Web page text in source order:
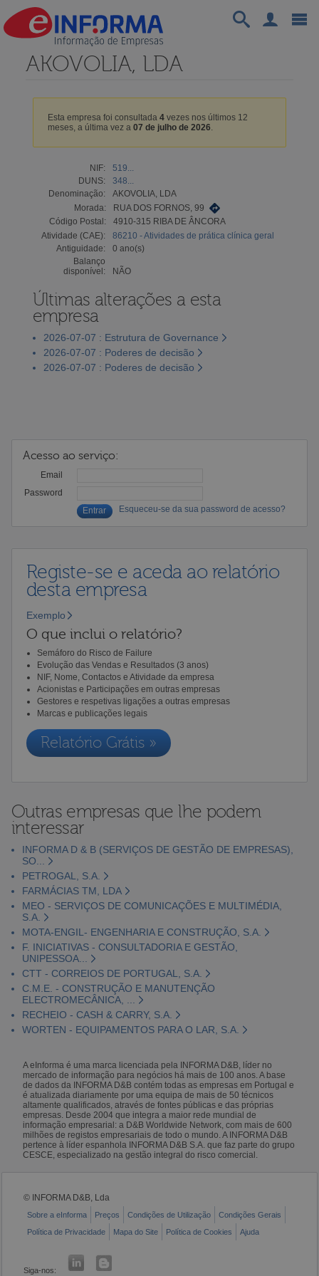
AKOVOLIA, LDA
Esta empresa foi consultada 4vezes nos últimos 12
meses, a última vez a 07 de julho de 2026.
NIF:
519...
DUNS:
348...
Denominação:
AKOVOLIA, LDA
Morada:
RUA DOS FORNOS, 99
Código Postal:
4910-315 RIBA DE ÂNCORA
Atividade (CAE):
86210 - Atividades de prática clínica geral
Antiguidade:
0 ano(s)
Balanço
disponível:
NÃO
Últimas alterações a esta
empresa
2026-07-07 : Estrutura de Governance
2026-07-07 : Poderes de decisão
2026-07-07 : Poderes de decisão
Acesso ao serviço:
Email
Password
Esqueceu-se da sua password de acesso?
Registe-se e aceda ao relatório
desta empresa
Exemplo
O que inclui o relatório?
Semáforo do Risco de Failure
Evolução das Vendas e Resultados (3 anos)
NIF, Nome, Contactos e Atividade da empresa
Acionistas e Participações em outras empresas
Gestores e respetivas ligações a outras empresas
Marcas e publicações legais
Relatório Grátis »
Outras empresas que lhe podem
interessar
INFORMA D & B (SERVIÇOS DE GESTÃO DE EMPRESAS),
SO...
PETROGAL, S.A.
FARMÁCIAS TM, LDA
MEO - SERVIÇOS DE COMUNICAÇÕES E MULTIMÉDIA,
S.A.
MOTA-ENGIL- ENGENHARIA E CONSTRUÇÃO, S.A.
F. INICIATIVAS - CONSULTADORIA E GESTÃO,
UNIPESSOA...
CTT - CORREIOS DE PORTUGAL, S.A.
C.M.E. - CONSTRUÇÃO E MANUTENÇÃO
ELECTROMECÂNICA, ...
RECHEIO - CASH & CARRY, S.A.
WORTEN - EQUIPAMENTOS PARA O LAR, S.A.
A eInforma é uma marca licenciada pela INFORMA D&B, líder no
mercado de informação para negócios há mais de 100 anos. A base
de dados da INFORMA D&B contém todas as empresas em Portugal e
é atualizada diariamente por uma equipa de mais de 50 técnicos
altamente qualificados, através de fontes públicas e das próprias
empresas. Desde 2004 que integra a maior rede mundial de
informação empresarial: a D&B Worldwide Network, com mais de 600
milhões de registos empresariais de todo o mundo. A INFORMA D&B
pertence à líder espanhola INFORMA D&B S.A. que faz parte do grupo
CESCE, especializado na gestão integral do risco comercial.
© INFORMA D&B, Lda
Sobre a eInforma Preços Condições de Utilização
Condições Gerais
Política de Privacidade
Mapa do Site Política de Cookies Ajuda
Siga-nos: